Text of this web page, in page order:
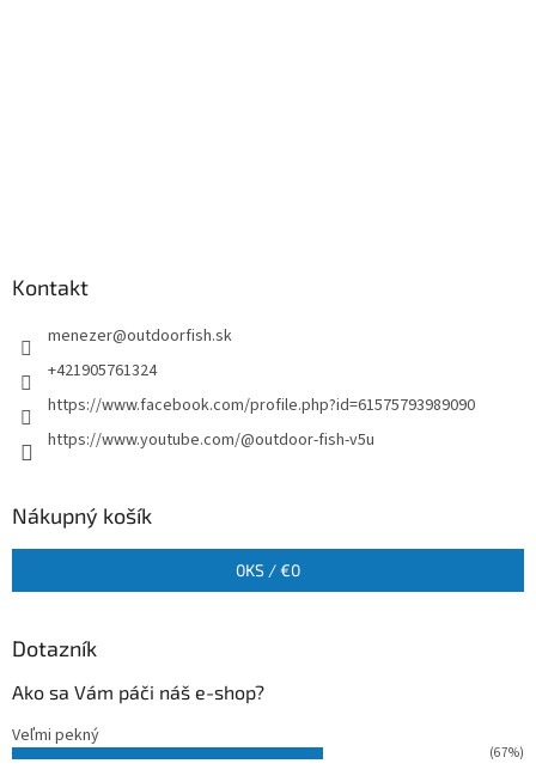
Kontakt
menezer@outdoorfish.sk
+421905761324
https://www.facebook.com/profile.php?id=61575793989090
https://www.youtube.com/@outdoor-fish-v5u
Nákupný košík
0KS /€0
Dotazník
Ako sa Vám páči náš e-shop?
Veľmi pekný
(67%)